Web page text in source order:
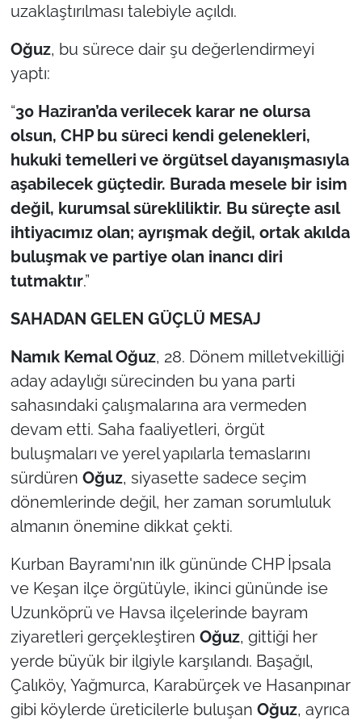
uzaklaştırılması talebiyle açıldı.
Oğuz, bu sürece dair şu değerlendirmeyi
yaptı:
“30 Haziran’da verilecek karar ne olursa
olsun, CHP bu süreci kendi gelenekleri,
hukuki temelleri ve örgütsel dayanışmasıyla
aşabilecek güçtedir. Burada mesele bir isim
değil, kurumsal sürekliliktir. Bu süreçte asıl
ihtiyacımız olan; ayrışmak değil, ortak akılda
buluşmak ve partiye olan inancı diri
tutmaktır.”
SAHADAN GELEN GÜÇLÜ MESAJ
Namık Kemal Oğuz, 28. Dönem milletvekilliği
aday adaylığı sürecinden bu yana parti
sahasındaki çalışmalarına ara vermeden
devam etti. Saha faaliyetleri, örgüt
buluşmaları ve yerel yapılarla temaslarını
sürdüren Oğuz, siyasette sadece seçim
dönemlerinde değil, her zaman sorumluluk
almanın önemine dikkat çekti.
Kurban Bayramı'nın ilk gününde CHP İpsala
ve Keşan ilçe örgütüyle, ikinci gününde ise
Uzunköprü ve Havsa ilçelerinde bayram
ziyaretleri gerçekleştiren Oğuz, gittiği her
yerde büyük bir ilgiyle karşılandı. Başağıl,
Çalıköy, Yağmurca, Karabürçek ve Hasanpınar
gibi köylerde üreticilerle buluşan Oğuz, ayrıca
Genel-A
Gündem-Eğitim